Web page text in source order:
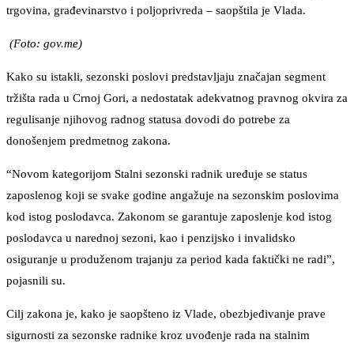
trgovina, građevinarstvo i poljoprivreda – saopštila je Vlada.
(Foto: gov.me)
Kako su istakli, sezonski poslovi predstavljaju značajan segment
tržišta rada u Crnoj Gori, a nedostatak adekvatnog pravnog okvira za
regulisanje njihovog radnog statusa dovodi do potrebe za
donošenjem predmetnog zakona.
“Novom kategorijom Stalni sezonski radnik uređuje se status
zaposlenog koji se svake godine angažuje na sezonskim poslovima
kod istog poslodavca. Zakonom se garantuje zaposlenje kod istog
poslodavca u narednoj sezoni, kao i penzijsko i invalidsko
osiguranje u produženom trajanju za period kada faktički ne radi”,
pojasnili su.
Cilj zakona je, kako je saopšteno iz Vlade, obezbjeđivanje prave
sigurnosti za sezonske radnike kroz uvođenje rada na stalnim